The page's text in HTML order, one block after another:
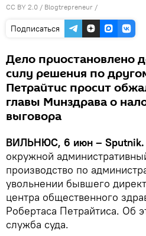
CC BY 2.0 / Blogtrepreneur /
Подписаться
Дело приостановлено
силу решения по
Петрайтис просит
главы Минздрава о
выговора
ВИЛЬНЮС, 6 июн – Sputnik.
окружной
производство по
увольнении бывшего
центра общественного
Робертаса Петрайтиса. Об
служба суда.